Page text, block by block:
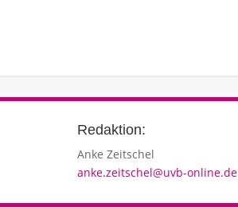
Redaktion:
Anke Zeitschel
anke.zeitschel@uvb-online.de